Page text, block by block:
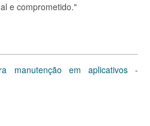
e comprometido."
manutenção em aplicativos -